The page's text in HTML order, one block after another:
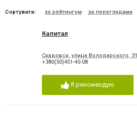
Сортувати: за рейтингом за переглядами
Капитал
Скадовск, улица Володарского, 31
+380(50)451-45-08
Я рекомендую